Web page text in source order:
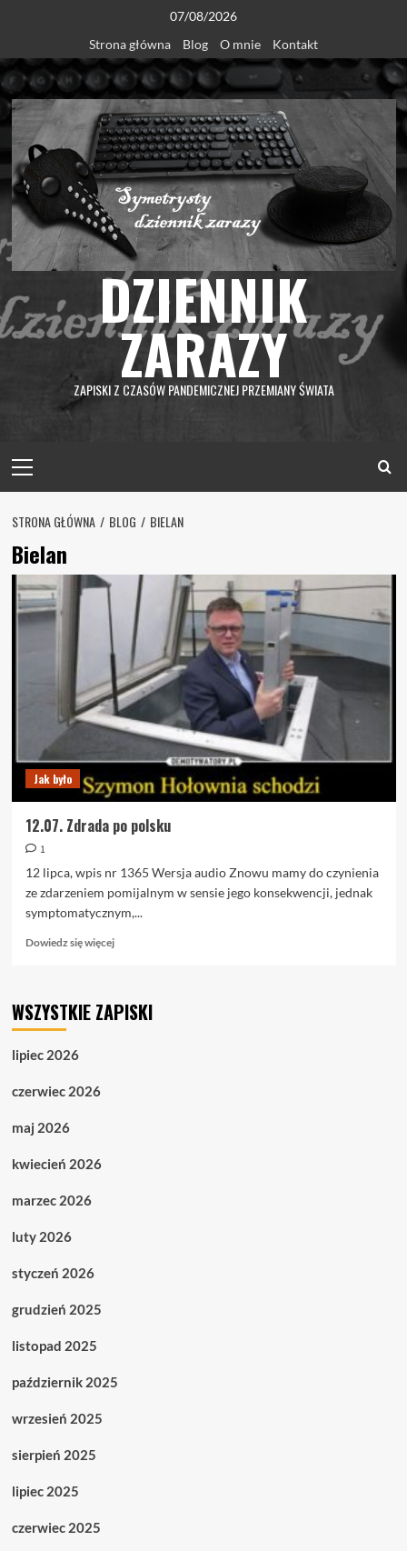
content
07/08/2026
Strona główna
Blog O mnie Kontakt
DZIENNIK
ZARAZY
ZAPISKI Z CZASÓW PANDEMICZNEJ PRZEMIANY ŚWIATA
Menu
STRONA GŁÓWNA BLOG BIELAN
Bielan
Jak było
12.07. Zdrada po polsku
1
12 lipca, wpis nr 1365 Wersja audio Znowu mamy do czynienia
ze zdarzeniem pomijalnym w sensie jego konsekwencji, jednak
symptomatycznym,...
Dowiedz się więcejDowiedz
12.07.
WSZYSTKIE ZAPISKI
lipiec 2026
czerwiec 2026
maj 2026
kwiecień 2026
marzec 2026
luty 2026
styczeń 2026
grudzień 2025
listopad 2025
październik 2025
wrzesień 2025
sierpień 2025
lipiec 2025
czerwiec 2025